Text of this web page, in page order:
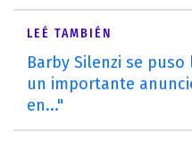
LEÉ TAMBIÉN
Barby Silenzi se
un importante
en..."